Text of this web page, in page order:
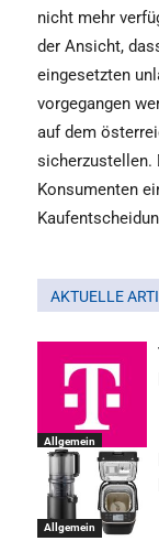
nicht mehr
der Ansicht,
eingesetzten
vorgegangen
auf dem
sicherzustellen.
Konsumenten
AKTUELLE
Allgemein
Allgemein